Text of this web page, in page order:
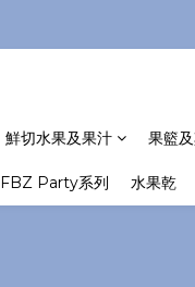
鮮切水果及果汁 果籃
FBZ Party系列 水果乾